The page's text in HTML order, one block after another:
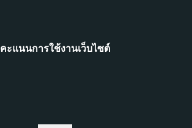
คะแนนการใช้งานเว็บไซต์